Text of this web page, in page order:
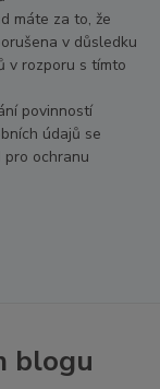
máte za to, že
v důsledku
v rozporu s tímto
povinností
údajů se
ochranu
blogu